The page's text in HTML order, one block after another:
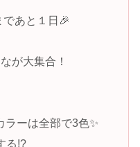
であと１日🎉
が大集合！
ラーは全部で3色✨
る!?